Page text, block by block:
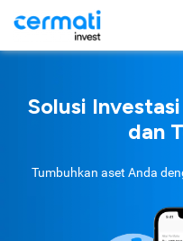
Solusi
dan
Tumbuhkan aset Anda